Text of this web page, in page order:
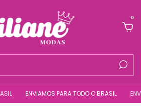
0
ENVIAMOS PARA TODO O BRASIL